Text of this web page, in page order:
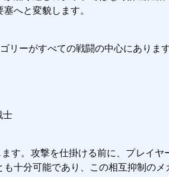
へと変貌します。
リーがすべての戦闘の中心にありま
士
す。攻撃を仕掛ける前に、プレイ
十分可能であり、この相互抑制の